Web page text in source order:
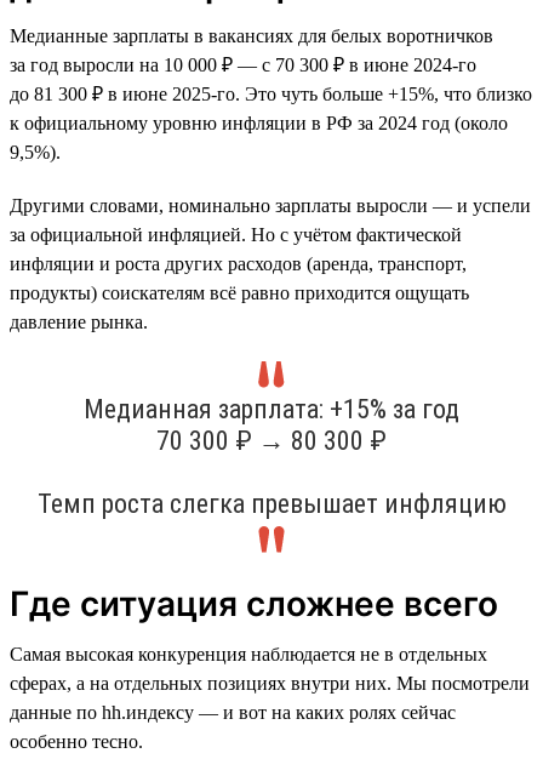
Медианные зарплаты в вакансиях для белых воротничков
за год выросли на 10 000 ₽ — с 70 300 ₽ в июне 2024-го
до 81 300 ₽ в июне 2025-го. Это чуть больше +15%, что близко
к официальному уровню инфляции в РФ за 2024 год (около
9,5%).
Другими словами, номинально зарплаты выросли — и успели
за официальной инфляцией. Но с учётом фактической
инфляции и роста других расходов (аренда, транспорт,
продукты) соискателям всё равно приходится ощущать
давление рынка.
Медианная зарплата: +15% за год
70 300 ₽ → 80 300 ₽
Темп роста слегка превышает инфляцию
Где ситуация сложнее всего
Самая высокая конкуренция наблюдается не в отдельных
сферах, а на отдельных позициях внутри них. Мы посмотрели
данные по hh.индексу — и вот на каких ролях сейчас
особенно тесно.